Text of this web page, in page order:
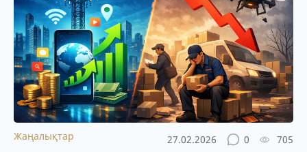
Жаңалықтар 27.02.2026 0 705